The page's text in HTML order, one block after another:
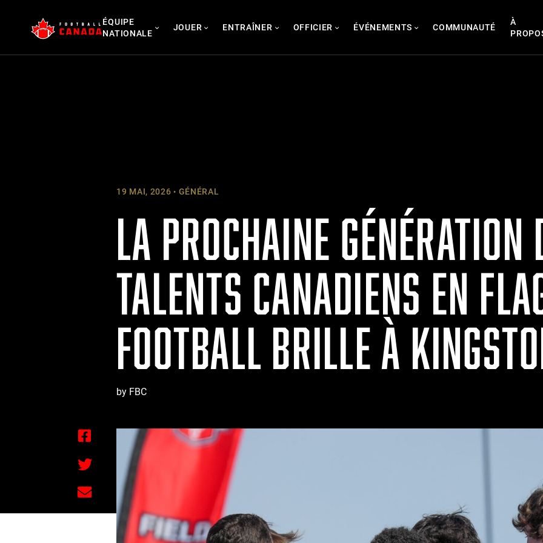
content
ÉQUIPE
NATIONALE
JOUER ENTRAÎNER OFFICIER ÉVÉNEMENTS COMMUNAUTÉ
À
19 MAI, 2026 GÉNÉRAL
LA PROCHAINE GÉNÉRATION
TALENTS CANADIENS EN
FOOTBALL BRILLE À
by FBC